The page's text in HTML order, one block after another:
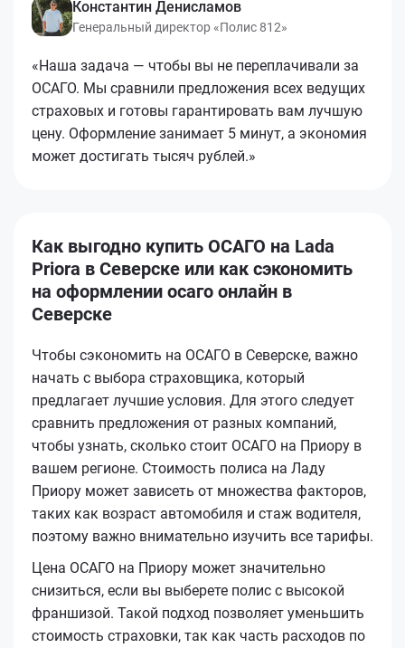
Константин Денисламов
Генеральный директор «Полис 812»
«Наша задача — чтобы вы не переплачивали за
ОСАГО. Мы сравнили предложения всех ведущих
страховых и готовы гарантировать вам лучшую
цену. Оформление занимает 5 минут, а экономия
может достигать тысяч рублей.»
Как выгодно купить ОСАГО на Lada
Priora в Северске или как сэкономить
на оформлении осаго онлайн в
Северске
Чтобы сэкономить на ОСАГО в Северске, важно
начать с выбора страховщика, который
предлагает лучшие условия. Для этого следует
сравнить предложения от разных компаний,
чтобы узнать, сколько стоит ОСАГО на Приору в
вашем регионе. Стоимость полиса на Ладу
Приору может зависеть от множества факторов,
таких как возраст автомобиля и стаж водителя,
поэтому важно внимательно изучить все тарифы.
Цена ОСАГО на Приору может значительно
снизиться, если вы выберете полис с высокой
франшизой. Такой подход позволяет уменьшить
стоимость страховки, так как часть расходов по